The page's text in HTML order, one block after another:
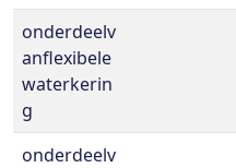
onderdeelv
anflexibele
waterkerin
g
onderdeelv